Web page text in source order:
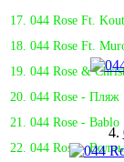
17. 044 Rose Ft.
18. 044 Rose Ft.
19. 044 Rose &
20. 044 Rose - Пляж
21. 044 Rose - Bablo
22. 044 Rose -
4.